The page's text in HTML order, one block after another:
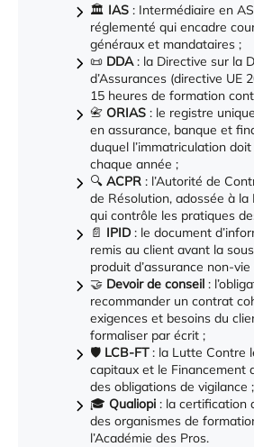
🏛️ IAS : Intermédiaire en
réglementé qui encadre
généraux et mandataires ;
📜 DDA: la Directive sur la
d’Assurances (directive UE
15 heures de formation
📇 ORIAS : le registre
en assurance, banque et
duquel l’immatriculation
chaque année ;
🔍 ACPR : l’Autorité de
de Résolution, adossée à la
qui contrôle les pratiques
📄 IPID: le document
remis au client avant la
produit d’assurance non-vie
🤝 Devoir de conseil :
recommander un contrat
exigences et besoins du
formaliser par écrit ;
🛡️ LCB-FT: la Lutte Contre
capitaux et le Financement
des obligations de vigilance ;
🎓 Qualiopi : la certification
des organismes de
l’Académie des Pros.